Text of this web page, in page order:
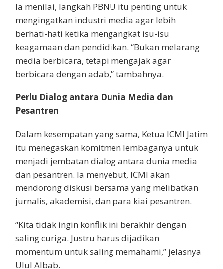
Ia menilai, langkah PBNU itu penting untuk
mengingatkan industri media agar lebih
berhati-hati ketika mengangkat isu-isu
keagamaan dan pendidikan. “Bukan melarang
media berbicara, tetapi mengajak agar
berbicara dengan adab,” tambahnya.
Perlu Dialog antara Dunia Media dan
Pesantren
Dalam kesempatan yang sama, Ketua ICMI Jatim
itu menegaskan komitmen lembaganya untuk
menjadi jembatan dialog antara dunia media
dan pesantren. Ia menyebut, ICMI akan
mendorong diskusi bersama yang melibatkan
jurnalis, akademisi, dan para kiai pesantren.
“Kita tidak ingin konflik ini berakhir dengan
saling curiga. Justru harus dijadikan
momentum untuk saling memahami,” jelasnya
Ulul Albab.